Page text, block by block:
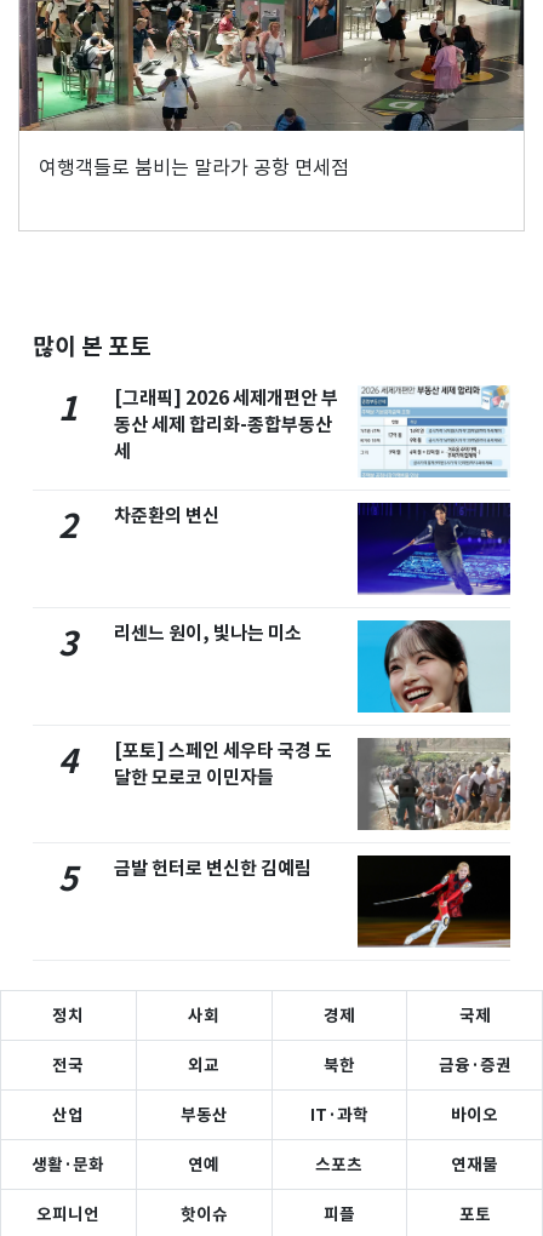
여행객들로 붐비는 말라가 공항 면세점
많이 본 포토
1
[그래픽] 2026 세제개편안 부
동산 세제 합리화-종합부동산
세
2 차준환의 변신
3 리센느 원이, 빛나는 미소
4
[포토] 스페인 세우타 국경 도
달한 모로코 이민자들
5 금발 헌터로 변신한 김예림
정치 사회 경제 국제
전국 외교 북한 금융·증권
산업 부동산 IT·과학 바이오
생활·문화 연예 스포츠 연재물
오피니언 핫이슈 피플 포토